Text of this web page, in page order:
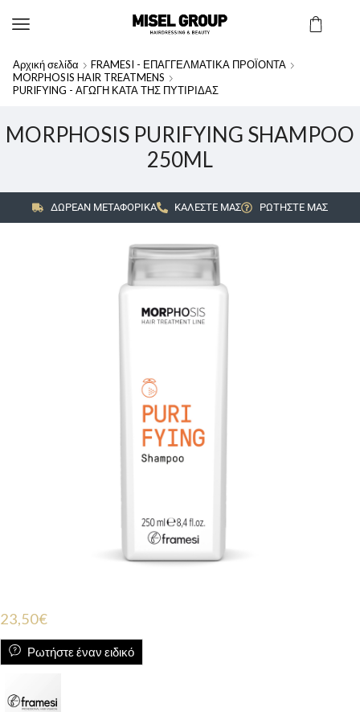
Αρχική σελίδα
FRAMESI - ΕΠΑΓΓΕΛΜΑΤΙΚΑ ΠΡΟΪΟΝΤΑ
MORPHOSIS HAIR TREATMENS
PURIFYING - ΑΓΩΓΗ ΚΑΤΑ ΤΗΣ ΠΥΤΙΡΙΔΑΣ
MORPHOSIS PURIFYING SHAMPOO
250ML
ΔΩΡΕΑΝ ΜΕΤΑΦΟΡΙΚΑ ΚΑΛΕΣΤΕ ΜΑΣ ΡΩΤΗΣΤΕ ΜΑΣ
23,50€
Ρωτήστε έναν ειδικό